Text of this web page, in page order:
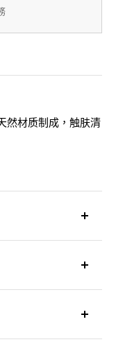
然材质制成，触肤清